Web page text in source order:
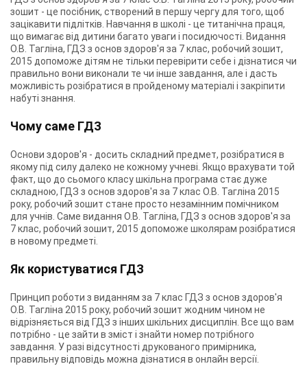
зошит - це посібник, створений в першу чергу для того, щоб
зацікавити підлітків. Навчання в школі - це титанічна праця,
що вимагає від дитини багато уваги і посидючості. Видання
О.В. Тагліна, ГДЗ з основ здоров'я за 7 клас, робочий зошит,
2015 допоможе дітям не тільки перевірити себе і дізнатися чи
правильно вони виконали те чи інше завдання, але і дасть
можливість розібратися в пройденому матеріалі і закріпити
набуті знання.
Чому саме ГДЗ
Основи здоров'я - досить складний предмет, розібратися в
якому під силу далеко не кожному учневі. Якщо врахувати той
факт, що до сьомого класу шкільна програма стає дуже
складною, ГДЗ з основ здоров'я за 7 клас О.В. Тагліна 2015
року, робочий зошит стане просто незамінним помічником
для учнів. Саме видання О.В. Тагліна, ГДЗ з основ здоров'я за
7 клас, робочий зошит, 2015 допоможе школярам розібратися
в новому предметі.
Як користуватися ГДЗ
Принцип роботи з виданням за 7 клас ГДЗ з основ здоров'я
О.В. Тагліна 2015 року, робочий зошит жодним чином не
відрізняється від ГДЗ з інших шкільних дисциплін. Все що вам
потрібно - це зайти в зміст і знайти номер потрібного
завдання. У разі відсутності друкованого примірника,
правильну відповідь можна дізнатися в онлайн версії.